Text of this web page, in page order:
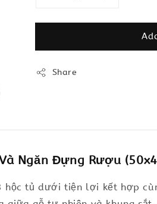
Share
Ngăn Đựng Rượu
tủ dưới tiện lợi kết hợp